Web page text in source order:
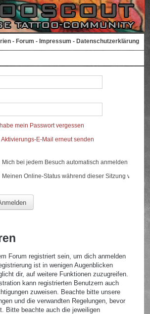
- Forum - Impressum - Datenschutzerklärung
mein Passwort vergessen
Aktivierungs-E-Mail erneut senden
Mich bei jedem Besuch automatisch anmelden
Meinen Online-Status während dieser Sitzung
Forum registriert sein, um dich anmelden
ist in wenigen Augenblicken
dir, auf weitere Funktionen zuzugreifen.
kann registrierten Benutzern auch
zuweisen. Beachte bitte unsere
und die verwandten Regelungen, bevor
Bitte beachte auch die jeweiligen